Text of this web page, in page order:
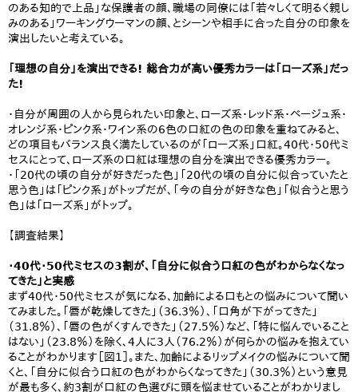
のある知的で上品」な保護者の顔、職場の同僚には「若々しくて明るく親し
みのある」ワーキングウーマンの顔、とシーンや相手に合った自分の印象を
演出したいと考えている。
「理想の自分」を演出できる! 総合力が高い優秀カラーは「ローズ系」だっ
た!
・自分が周囲の人から見られたい印象と、ローズ系・レッド系・ベージュ系・
オレンジ系・ピンク系・ワイン系の6色の口紅の色の印象を重ねてみると、
どの項目もバランス良く満たしているのが「ローズ系」口紅。40代・50代ミ
セスにとって、ローズ系の口紅は理想の自分を演出できる優秀カラー。
・「20代の頃の自分が好きだった色」「20代の頃の自分に似合っていたと
思う色」は「ピンク系」がトップだが、「今の自分が好きな色」「似合うと思う
色」は「ローズ系」がトップ。
【調査結果】
・40代・50代ミセスの3割が、「自分に似合う口紅の色がわからなくなっ
てきた」と実感
まず40代・50代ミセスが気になる、加齢による口もとの悩みについて聞い
てみました。「唇が乾燥してきた」（36.3％）、「口角が下がってきた」
（31.8％）、「唇の色がくすんできた」（27.5％）など、「特に悩んでいること
はない」（23.8％）を除く、4人に3人（76.2％）が何らかの悩みを抱えてい
ることがわかります［図1］。また、加齢によるリップメイクの悩みについて聞
くと、「自分に似合う口紅の色がわからくなってきた」（30.3％）という意見
が最も多く、約3割が口紅の色選びに頭を悩ませていることがわかりまし